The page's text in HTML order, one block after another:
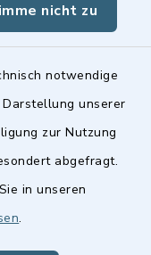
nicht zu
notwendige
unserer
zur Nutzung
abgefragt.
in unseren
.